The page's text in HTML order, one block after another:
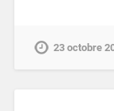
23 octobre